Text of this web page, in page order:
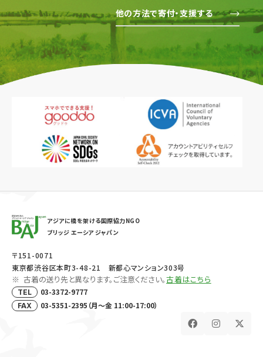
他の方法で寄付・支援する
アジアに橋を架ける国際協力NGO
ブリッジ エーシア ジャパン
〒151-0071
東京都渋谷区本町3-48-21 新都心マンション303号
古着の送り先と異なります。ご注意ください。古着はこちら
TEL 03-3372-9777
FAX 03-5351-2395（月～金 11:00-17:00）